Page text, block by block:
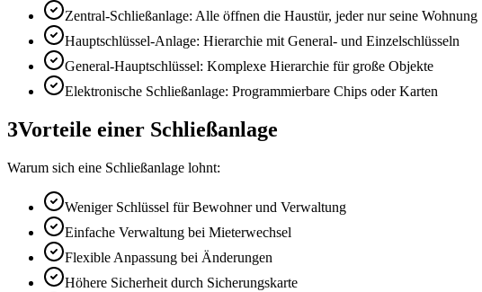
Zentral-Schließanlage: Alle öffnen die Haustür, jeder nur seine Wohnung
Hauptschlüssel-Anlage: Hierarchie mit General- und Einzelschlüsseln
General-Hauptschlüssel: Komplexe Hierarchie für große Objekte
Elektronische Schließanlage: Programmierbare Chips oder Karten
3Vorteile einer Schließanlage
Warum sich eine Schließanlage lohnt:
Weniger Schlüssel für Bewohner und Verwaltung
Einfache Verwaltung bei Mieterwechsel
Flexible Anpassung bei Änderungen
Höhere Sicherheit durch Sicherungskarte